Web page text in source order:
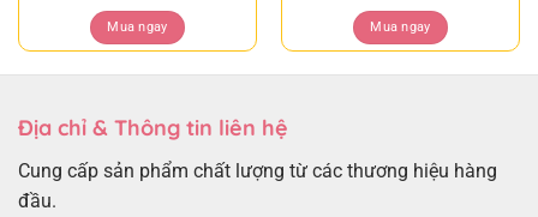
Mua ngay Mua ngay
Địa chỉ & Thông tin liên hệ
Cung cấp sản phẩm chất lượng từ các thương hiệu hàng
đầu.